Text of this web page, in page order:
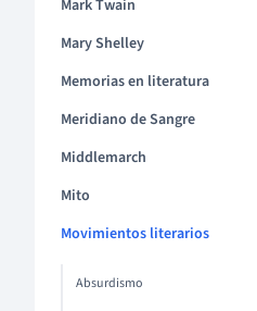
Mark Twain
Mary Shelley
Memorias en literatura
Meridiano de Sangre
Middlemarch
Mito
Movimientos literarios
Absurdismo